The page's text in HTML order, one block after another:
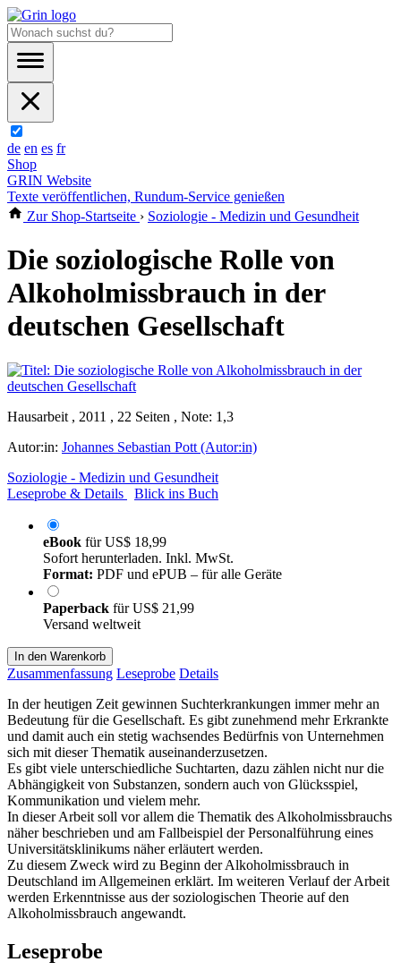
de en es fr
Shop
GRIN Website
Texte veröffentlichen, Rundum-Service genießen
Zur Shop-Startseite › Soziologie - Medizin und Gesundheit
Die soziologische Rolle von
Alkoholmissbrauch in der
deutschen Gesellschaft
Hausarbeit , 2011 , 22 Seiten , Note: 1,3
Autor:in: Johannes Sebastian Pott (Autor:in)
Soziologie - Medizin und Gesundheit
Leseprobe & Details
Blick ins Buch
eBook fürUS$ 18,99
Sofort herunterladen. Inkl. MwSt.
Format: PDF und ePUB – für alle Geräte
Paperback fürUS$ 21,99
Versand weltweit
In den Warenkorb
Zusammenfassung Leseprobe Details
In der heutigen Zeit gewinnen Suchterkrankungen immer mehr an
Bedeutung für die Gesellschaft. Es gibt zunehmend mehr Erkrankte
und damit auch ein stetig wachsendes Bedürfnis von Unternehmen
sich mit dieser Thematik auseinanderzusetzen.
Es gibt viele unterschiedliche Suchtarten, dazu zählen nicht nur die
Abhängigkeit von Substanzen, sondern auch von Glücksspiel,
Kommunikation und vielem mehr.
In dieser Arbeit soll vor allem die Thematik des Alkoholmissbrauchs
näher beschrieben und am Fallbeispiel der Personalführung eines
Universitätsklinikums näher erläutert werden.
Zu diesem Zweck wird zu Beginn der Alkoholmissbrauch in
Deutschland im Allgemeinen erklärt. Im weiteren Verlauf der Arbeit
werden Erkenntnisse aus der soziologischen Theorie auf den
Alkoholmissbrauch angewandt.
Leseprobe